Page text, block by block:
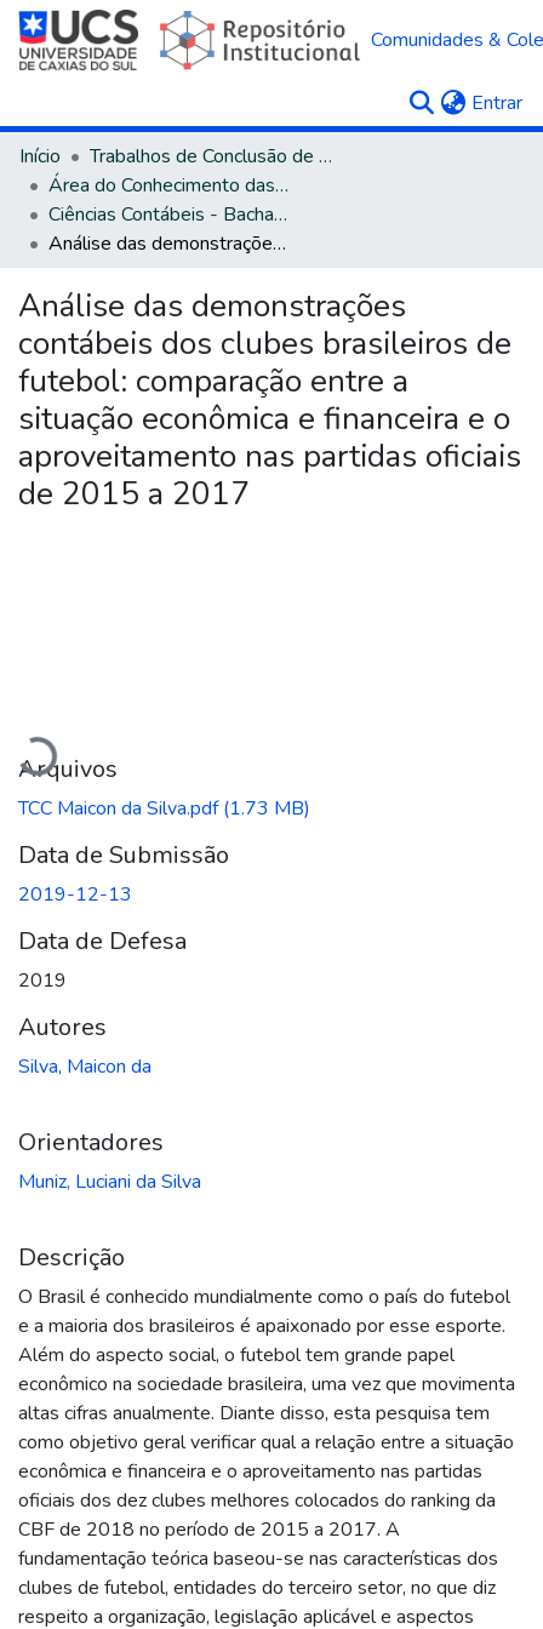
Comunidades &
Entrar
Início
Trabalhos de Conclusão de Curso
Área do Conhecimento das Ciências Sociais Aplicadas
Ciências Contábeis - Bacharelado
Análise das demonstrações contábeis dos clubes brasileiros de futebol: comparação entre a situação econômica e financeira e o aproveitamento nas partidas oficiais de 2015 a 2017
Análise das demonstrações
contábeis dos clubes brasileiros de
futebol: comparação entre a
situação econômica e financeira e o
aproveitamento nas partidas oficiais
de 2015 a 2017
Carregando...
Arquivos
TCC Maicon da Silva.pdf(1.73 MB)
Data de Submissão
2019-12-13
Data de Defesa
2019
Autores
Silva, Maicon da
Orientadores
Muniz, Luciani da Silva
Descrição
O Brasil é conhecido mundialmente como o país do futebol
e a maioria dos brasileiros é apaixonado por esse esporte.
Além do aspecto social, o futebol tem grande papel
econômico na sociedade brasileira, uma vez que movimenta
altas cifras anualmente. Diante disso, esta pesquisa tem
como objetivo geral verificar qual a relação entre a situação
econômica e financeira e o aproveitamento nas partidas
oficiais dos dez clubes melhores colocados do ranking da
CBF de 2018 no período de 2015 a 2017. A
fundamentação teórica baseou-se nas características dos
clubes de futebol, entidades do terceiro setor, no que diz
respeito a organização, legislação aplicável e aspectos